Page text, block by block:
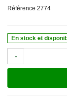
Référence 2774
En stock et
-